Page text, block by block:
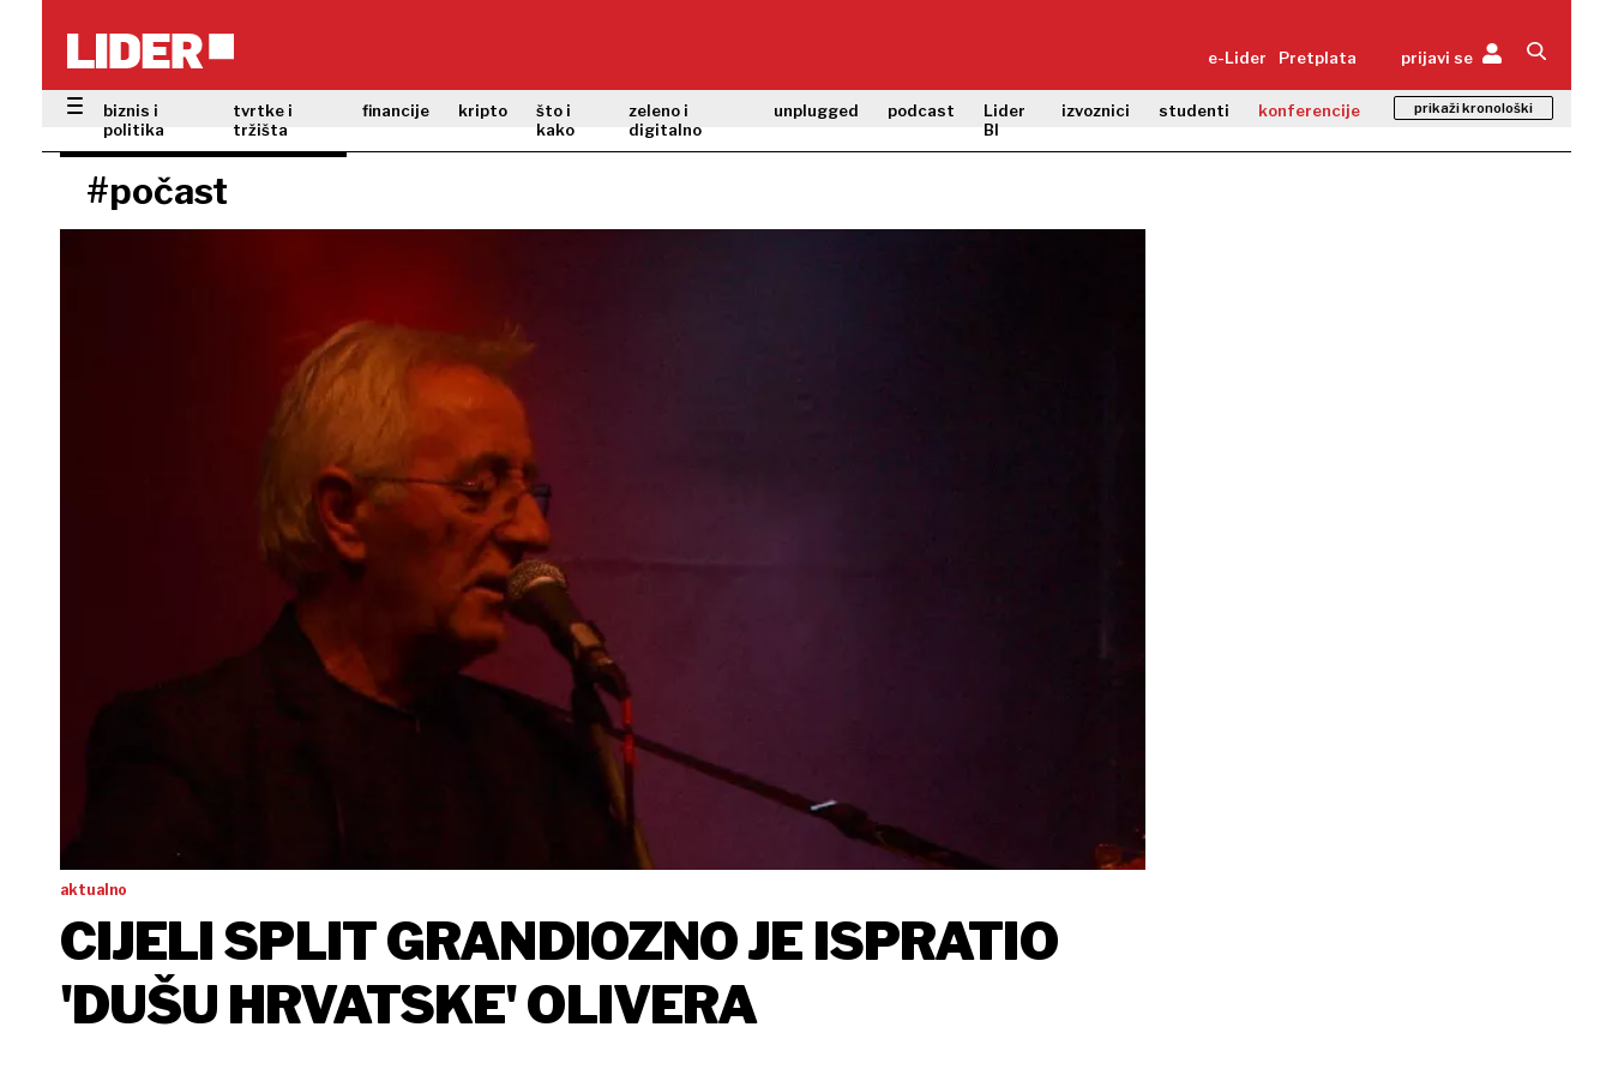
e-Lider Pretplata prijavi se
biznis i
politika
tvrtke i
tržišta
financije kripto
što i
kako
zeleno i
digitalno
unplugged podcast
Lider
BI
izvoznici studenti konferencije prikaži kronološki
#počast
aktualno
CIJELI SPLIT GRANDIOZNO JE ISPRATIO
'DUŠU HRVATSKE' OLIVERA